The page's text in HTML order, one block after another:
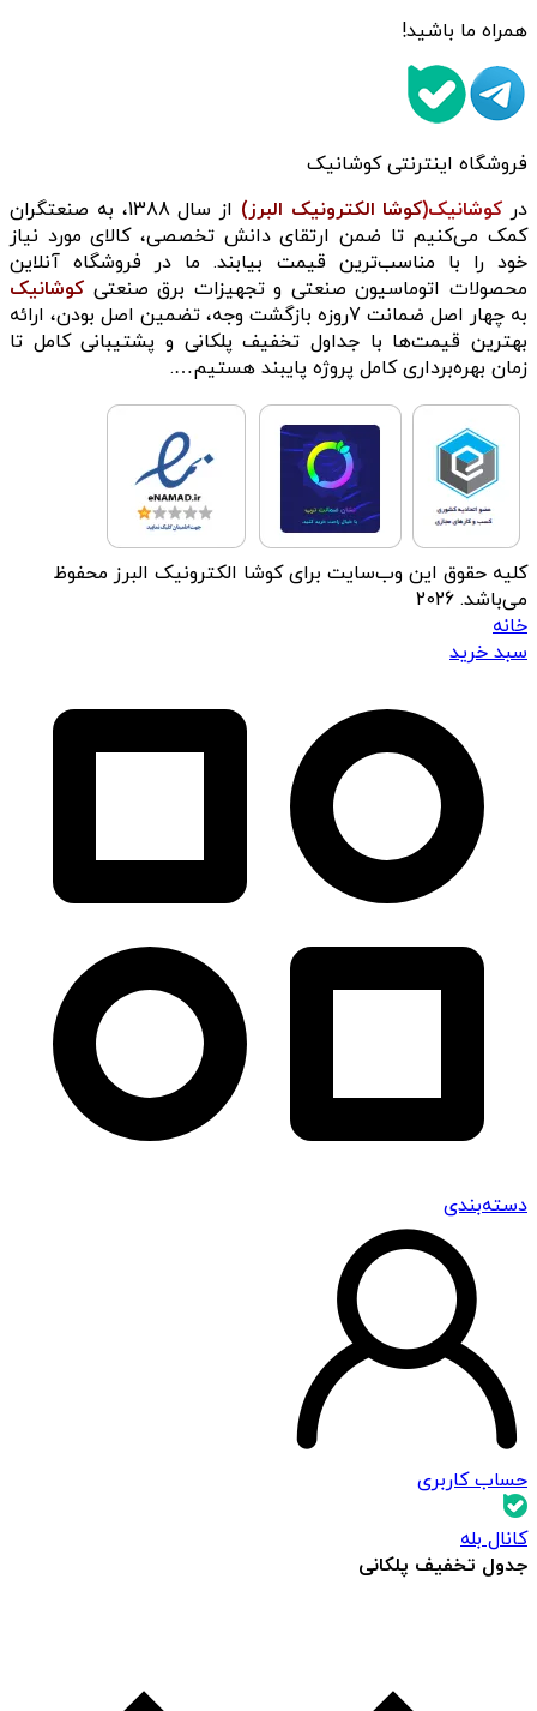
همراه ما باشید!
فروشگاه اینترنتی کوشانیک
در کوشانیک(کوشا الکترونیک البرز)
از سال 1388، به صنعتگران
کمک می‌کنیم تا ضمن ارتقای دانش تخصصی، کالای مورد نیاز
خود را با مناسب‌ترین قیمت بیابند. ما در فروشگاه آنلاین
محصولات اتوماسیون صنعتی و تجهیزات برق صنعتی کوشانیک
به چهار اصل ضمانت 7روزه بازگشت وجه، تضمین اصل بودن، ارائه
بهترین قیمت‌ها با جداول تخفیف پلکانی و پشتیبانی کامل تا
زمان بهره‌برداری کامل پروژه پایبند هستیم….
کلیه حقوق این وب‌سایت برای کوشا الکترونیک البرز محفوظ
می‌باشد. 2026
خانه
سبد خرید
دسته‌بندی
حساب کاربری
کانال بله
جدول تخفیف پلکانی